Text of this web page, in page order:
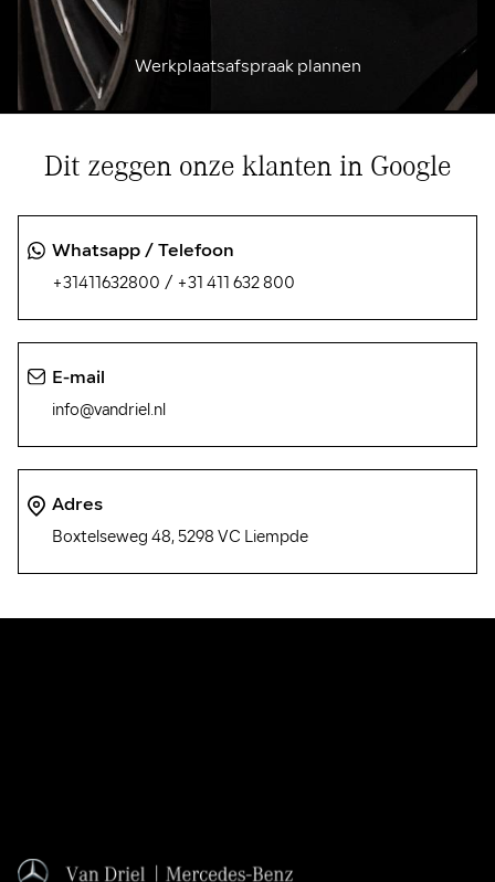
Werkplaatsafspraak plannen
Dit zeggen onze klanten in Google
Whatsapp / Telefoon
+31411632800 / +31 411 632 800
E-mail
info@vandriel.nl
Adres
Boxtelseweg 48, 5298 VC Liempde